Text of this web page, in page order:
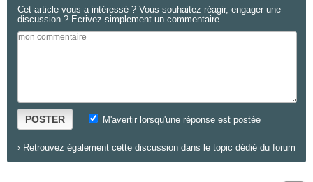
Cet article vous a intéressé ? Vous souhaitez réagir, engager une
discussion ? Ecrivez simplement un commentaire.
POSTER M'avertir lorsqu'une réponse est postée
› Retrouvez également cette discussion dans le topic dédié du forum